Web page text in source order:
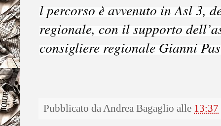
l percorso è avvenuto in Asl 3,
regionale, con il supporto
consigliere regionale Gianni
Pubblicato daAndrea Bagaglio alle 13:37